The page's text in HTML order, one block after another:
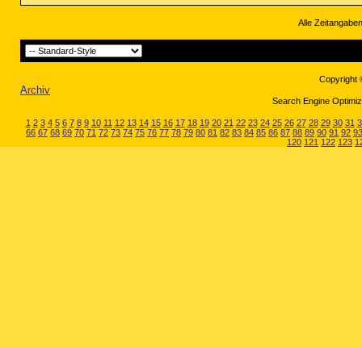
Alle
Copyright
Archiv
Search Engine
1 2 3 4 5 6 7 8 9 10 11 12 13 14 15 16 17 18 19 20 21 22 23 24 25 26 27 28 29 30 31
66 67 68 69 70 71 72 73 74 75 76 77 78 79 80 81 82 83 84 85 86 87 88 89 90 91 92 93
120 121 122 123